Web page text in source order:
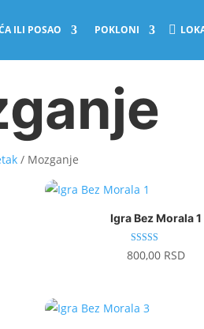
ILI POSAO POKLONI
/ Mozganje
Igra Bez Morala 1
Ocenjeno sa
5.00
800,00 RSD